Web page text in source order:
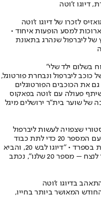
דיוגו ז'וטה
לזכרו של דיוגו ז'וטה
למסע הופעות איחוד •
של ליברפול שנהרג בתאונת
בשלום ילד שלי״
כוכב ליברפול ונבחרת פורטוגל,
את הכוכבים הפורטוגלים
פעולה עם ז'וטה בפאקוס
של שוער בית"ר ירושלים מיגל
שצפויה לעשות ליברפול
המייטי רדס צפויים להפריש את החולצה עם המספר 20 כדי לתת כבוד
לפורטוגלי, שנהרג בתאונת דרכים מצמררת בספרד • "דיוגו לבש 20, והביא
לנו את האליפות ה-20, הוא צריך להישאר לנצח – מספר 20 שלנו", נכתב
בדיוגו ז'וטה
המאושר ביותר בחייו,